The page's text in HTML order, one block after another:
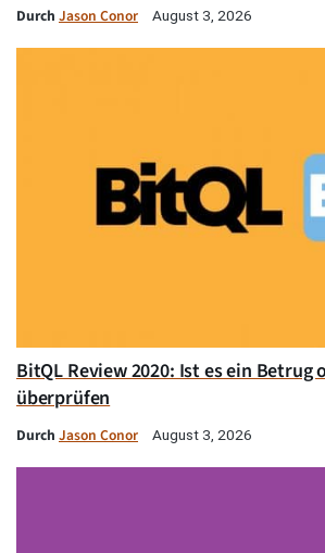
Durch Jason Conor August 3, 2026
BitQL Review 2020: Ist es ein Betrug
überprüfen
Durch Jason Conor August 3, 2026